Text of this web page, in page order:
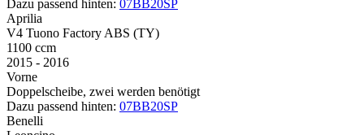
Dazu passend hinten: 07BB20SP
Aprilia
V4 Tuono Factory ABS (TY)
1100 ccm
2015 - 2016
Vorne
Doppelscheibe, zwei werden benötigt
Dazu passend hinten: 07BB20SP
Benelli